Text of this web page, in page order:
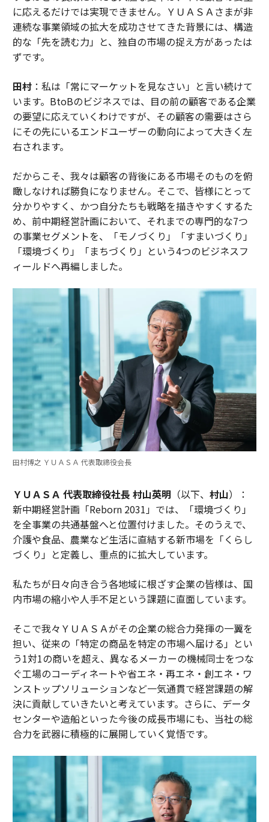
に応えるだけでは実現できません。ＹＵＡＳＡさまが非
連続な事業領域の拡大を成功させてきた背景には、構造
的な「先を読む力」と、独自の市場の捉え方があったは
ずです。
田村：私は「常にマーケットを見なさい」と言い続けて
います。BtoBのビジネスでは、目の前の顧客である企業
の要望に応えていくわけですが、その顧客の需要はさら
にその先にいるエンドユーザーの動向によって大きく左
右されます。
だからこそ、我々は顧客の背後にある市場そのものを俯
瞰しなければ勝負になりません。そこで、皆様にとって
分かりやすく、かつ自分たちも戦略を描きやすくするた
め、前中期経営計画において、それまでの専門的な7つ
の事業セグメントを、「モノづくり」「すまいづくり」
「環境づくり」「まちづくり」という4つのビジネスフ
ィールドへ再編しました。
田村博之 ＹＵＡＳＡ 代表取締役会長
ＹＵＡＳＡ 代表取締役社長 村山英明（以下、 村山）：
新中期経営計画「Reborn 2031」では、「環境づくり」
を全事業の共通基盤へと位置付けました。そのうえで、
介護や食品、農業など生活に直結する新市場を「くらし
づくり」と定義し、重点的に拡大しています。
私たちが日々向き合う各地域に根ざす企業の皆様は、国
内市場の縮小や人手不足という課題に直面しています。
そこで我々ＹＵＡＳＡがその企業の総合力発揮の一翼を
担い、従来の「特定の商品を特定の市場へ届ける」とい
う1対1の商いを超え、異なるメーカーの機械同士をつな
ぐ工場のコーディネートや省エネ・再エネ・創エネ・ワ
ンストップソリューションなど一気通貫で経営課題の解
決に貢献していきたいと考えています。さらに、データ
センターや造船といった今後の成長市場にも、当社の総
合力を武器に積極的に展開していく覚悟です。